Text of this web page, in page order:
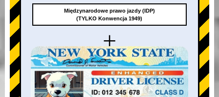
+
Międzynarodowe prawo jazdy (IDP)
(TYLKO Konwencja 1949)